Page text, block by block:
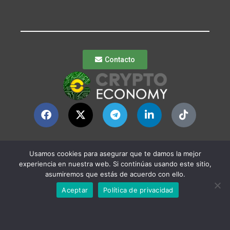
Contacto
© Crypto Economy
Política de
Privacidad|Política
de Publicación
Política de
Periodismo Ético
Usamos cookies para asegurar que te damos la mejor
experiencia en nuestra web. Si continúas usando este sitio,
asumiremos que estás de acuerdo con ello.
Aceptar
Política de privacidad